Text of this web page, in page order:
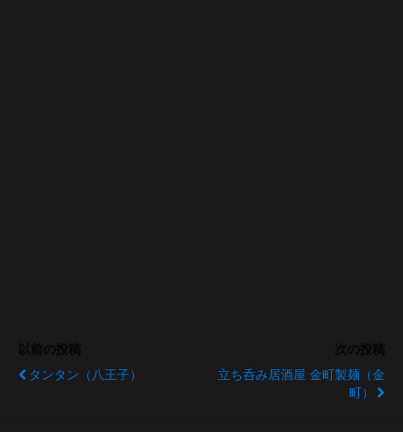
タンタン（八王子）
立ち呑み居酒屋 金町製麺（金
町）